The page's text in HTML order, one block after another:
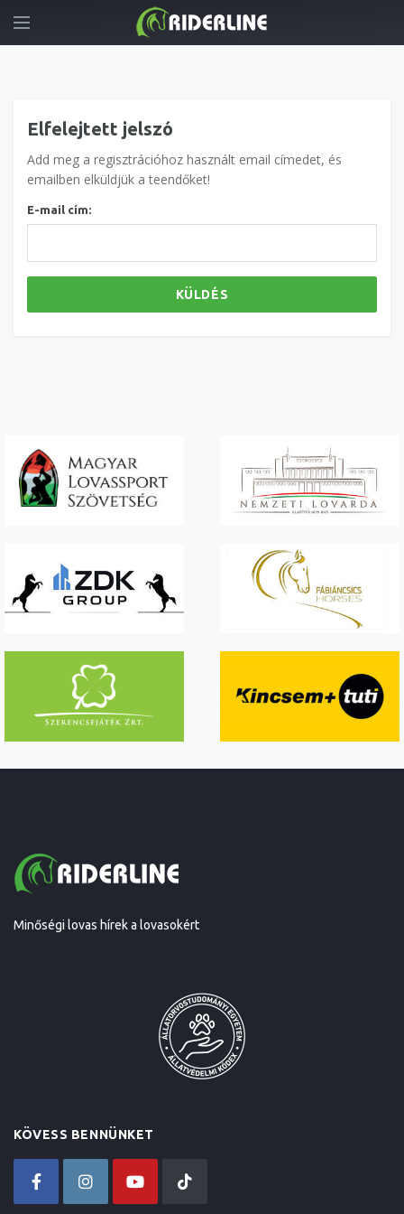
Elfelejtett jelszó
Add meg a regisztrációhoz használt email címedet, és
emailben elküldjük a teendőket!
E-mail cím:
KÜLDÉS
Minőségi lovas hírek a lovasokért
KÖVESS BENNÜNKET